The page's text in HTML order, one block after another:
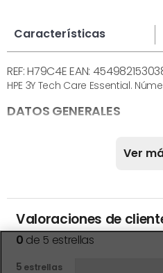
Características
REF: H79C4E EAN:
HPE 3Y Tech Care Essential.
DATOS GENERALES
HPE
Compatible con Modelo:
DL365
CARACTERÍSTICAS FÍSICAS
Anchura:
Ver
Valoraciones de
0 de 5 estrellas
5 estrellas